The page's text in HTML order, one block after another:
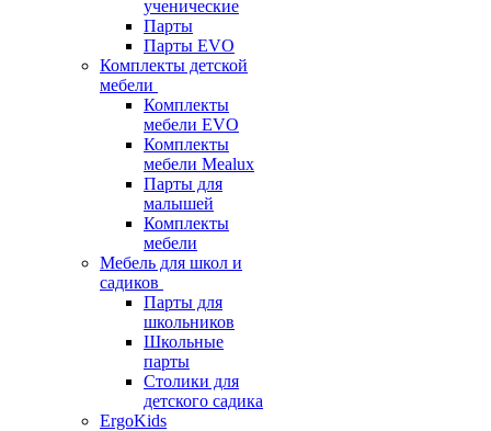
ученические
Парты
Парты EVO
Комплекты детской
мебели
Комплекты
мебели EVO
Комплекты
мебели Mealux
Парты для
малышей
Комплекты
мебели
Мебель для школ и
садиков
Парты для
школьников
Школьные
парты
Столики для
детского садика
ErgoKids